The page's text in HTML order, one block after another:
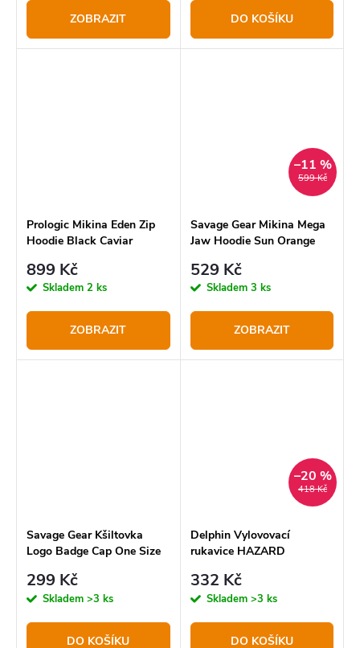
ZOBRAZIT DO KOŠÍKU
Prologic Mikina Eden Zip
Hoodie Black Caviar
899 Kč
Skladem 2 ks
ZOBRAZIT
599 Kč
–11 %
Savage Gear Mikina Mega
Jaw Hoodie Sun Orange
529 Kč
Skladem 3 ks
ZOBRAZIT
Savage Gear Kšiltovka
Logo Badge Cap One Size
299 Kč
Skladem >3 ks
DO KOŠÍKU
418 Kč
–20 %
Delphin Vylovovací
rukavice HAZARD
332 Kč
Skladem >3 ks
DO KOŠÍKU